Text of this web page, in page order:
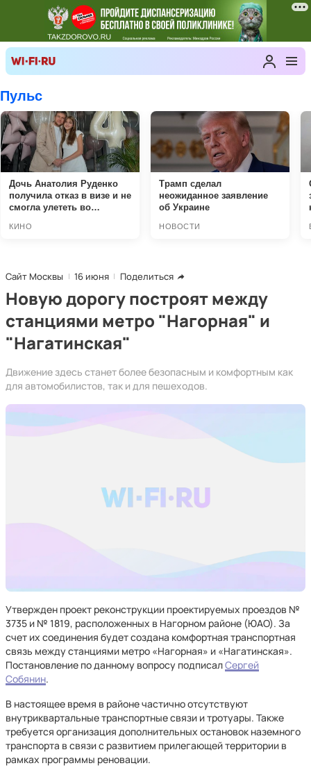
Сайт Москвы 16 июня Поделиться
Новую дорогу построят между
станциями метро "Нагорная" и
"Нагатинская"
Движение здесь станет более безопасным и комфортным как
для автомобилистов, так и для пешеходов.
Утвержден проект реконструкции проектируемых проездов №
3735 и № 1819, расположенных в Нагорном районе (ЮАО). За
счет их соединения будет создана комфортная транспортная
связь между станциями метро «Нагорная» и «Нагатинская».
Постановление по данному вопросу подписалСергей
Собянин.
В настоящее время в районе частично отсутствуют
внутриквартальные транспортные связи и тротуары. Также
требуется организация дополнительных остановок наземного
транспорта в связи с развитием прилегающей территории в
рамках программы реновации.